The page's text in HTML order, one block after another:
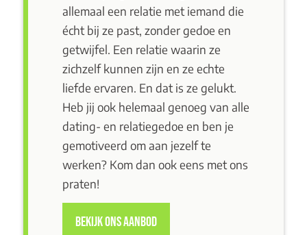
allemaal een relatie met iemand die
écht bij ze past, zonder gedoe en
getwijfel. Een relatie waarin ze
zichzelf kunnen zijn en ze echte
liefde ervaren. En dat is ze gelukt.
Heb jij ook helemaal genoeg van alle
dating- en relatiegedoe en ben je
gemotiveerd om aan jezelf te
werken?Kom dan ook eens met ons
praten!
BEKIJK ONS AANBOD